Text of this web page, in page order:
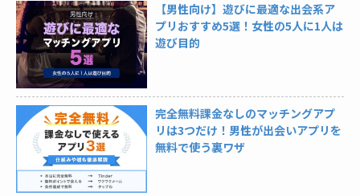
【男性向け】遊びに最適な出会系ア
プリおすすめ5選！女性の5人に1人は
遊び目的
完全無料課金なしのマッチングアプ
リは3つだけ！男性が出会いアプリを
無料で使う裏ワザ